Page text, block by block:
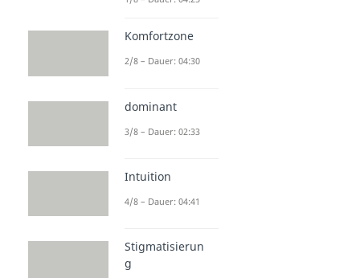
Komfortzone
2/8 – Dauer: 04:30
dominant
3/8 – Dauer: 02:33
Intuition
4/8 – Dauer: 04:41
Stigmatisierun
g